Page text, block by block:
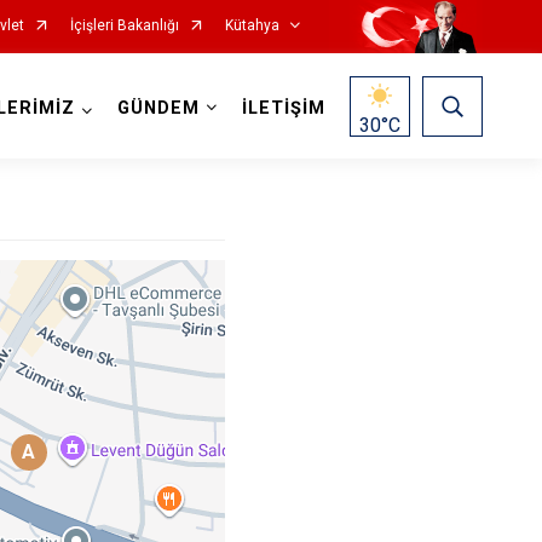
İçişleri Bakanlığı Kütahya
Hisarcık
Pazarlar
Şaphane
GÜNDEM İLETİŞİM
30°C
A